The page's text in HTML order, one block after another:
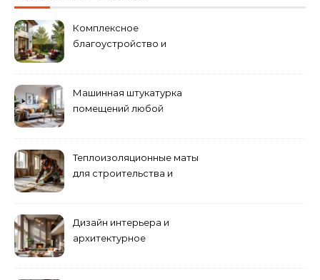
Комплексное
благоустройство и
Машинная штукатурка
помещений любой
Теплоизоляционные маты
для строительства и
Дизайн интерьера и
архитектурное